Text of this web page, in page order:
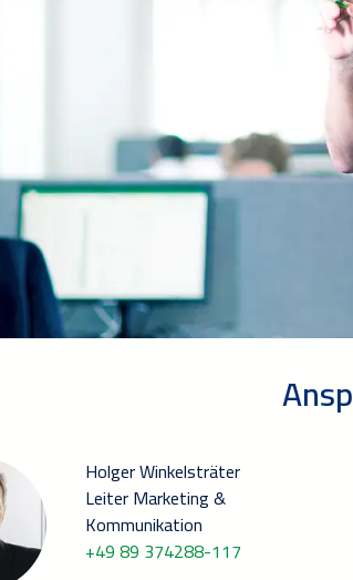
Holger Winkelsträter
Leiter Marketing &
Kommunikation
+49 89 374288-117